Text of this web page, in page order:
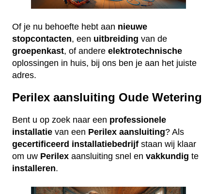
Of je nu behoefte hebt aan nieuwe
stopcontacten, een uitbreiding van de
groepenkast, of andere elektrotechnische
oplossingen in huis, bij ons ben je aan het juiste
adres.
Perilex aansluiting Oude Wetering
Bent u op zoek naar een professionele
installatie van een Perilex aansluiting? Als
gecertificeerd installatiebedrijf staan wij klaar
om uw Perilex aansluiting snel en vakkundig te
installeren.